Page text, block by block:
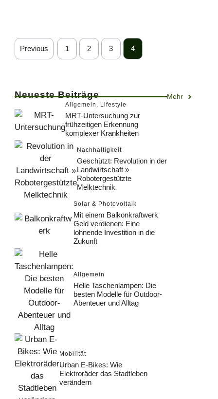
Previous 1 2 3 4
Neueste Beiträge Mehr
Allgemein , Lifestyle
MRT-Untersuchung zur
frühzeitigen Erkennung
komplexer Krankheiten
Nachhaltigkeit
Geschützt: Revolution in der
Landwirtschaft »
Robotergestützte
Melktechnik
Solar & Photovoltaik
Mit einem Balkonkraftwerk
Geld verdienen: Eine
lohnende Investition in die
Zukunft
Allgemein
Helle Taschenlampen: Die
besten Modelle für Outdoor-
Abenteuer und Alltag
Mobilität
Urban E-Bikes: Wie
Elektroräder das Stadtleben
verändern